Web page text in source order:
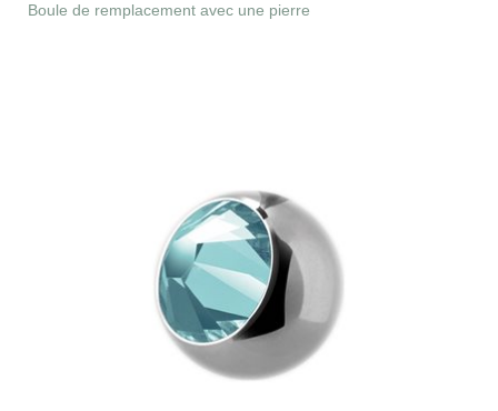
Boule de remplacement avec une pierre